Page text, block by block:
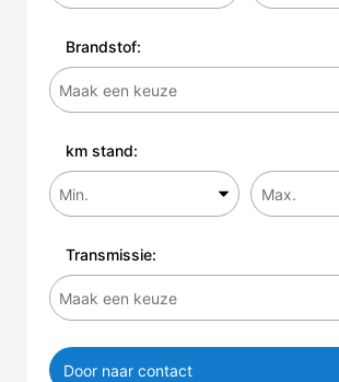
Brandstof:
km stand:
Transmissie:
Door naar contact